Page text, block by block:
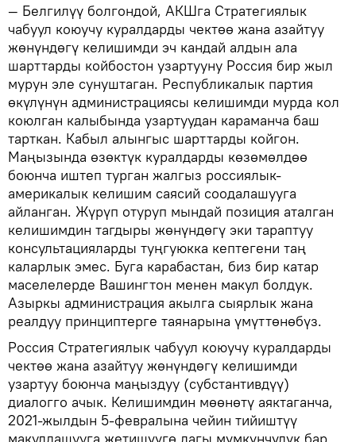
— Белгилүү болгондой, АКШга Стратегиялык
чабуул коюучу куралдарды чектөө жана азайтуу
жөнүндөгү келишимди эч кандай алдын ала
шарттарды койбостон узартууну Россия бир жыл
мурун эле сунуштаган. Республикалык партия
өкүлүнүн администрациясы келишимди мурда кол
коюлган калыбында узартуудан караманча баш
тарткан. Кабыл алынгыс шарттарды койгон.
Маңызында өзөктүк куралдарды көзөмөлдөө
боюнча иштеп турган жалгыз россиялык-
америкалык келишим саясий соодалашууга
айланган. Жүрүп отуруп мындай позиция аталган
келишимдин тагдыры жөнүндөгү эки тараптуу
консультацияларды туңгуюкка кептегени таң
каларлык эмес. Буга карабастан, биз бир катар
маселелерде Вашингтон менен макул болдук.
Азыркы администрация акылга сыярлык жана
реалдуу принциптерге таянарына үмүттөнөбүз.
Россия Стратегиялык чабуул коюучу куралдарды
чектөө жана азайтуу жөнүндөгү келишимди
узартуу боюнча маңыздуу (субстантивдүү)
диалогго ачык. Келишимдин мөөнөтү аяктаганча,
2021-жылдын 5-февралына чейин тийиштүү